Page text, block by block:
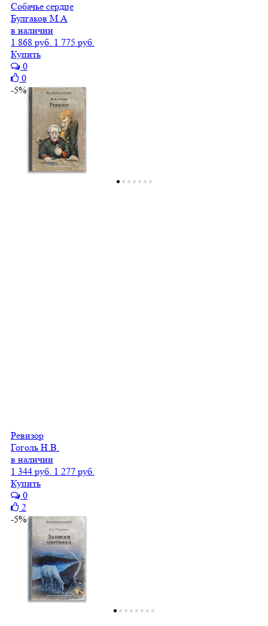
Собачье сердце
Булгаков М.А
в наличии
1 868 руб. 1 775 руб.
Купить
0
0
-5%
Ревизор
Гоголь Н.В.
в наличии
1 344 руб. 1 277 руб.
Купить
0
2
-5%